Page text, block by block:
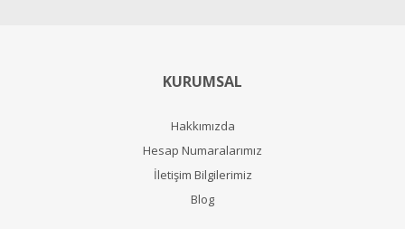
KURUMSAL
Hakkımızda
Hesap Numaralarımız
İletişim Bilgilerimiz
Blog